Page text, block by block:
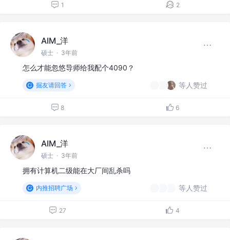
1 2
AIM_洋
硕士 · 3年前
怎么才能忽悠导师给我配个4090？
掘友请回答 等人赞过
8 6
AIM_洋
硕士 · 3年前
拥有计算机二级能在大厂间乱杀吗
内推招聘广场 等人赞过
27 4